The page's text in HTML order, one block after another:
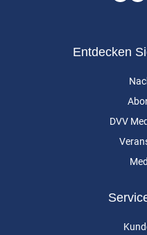
Entdecken
DVV